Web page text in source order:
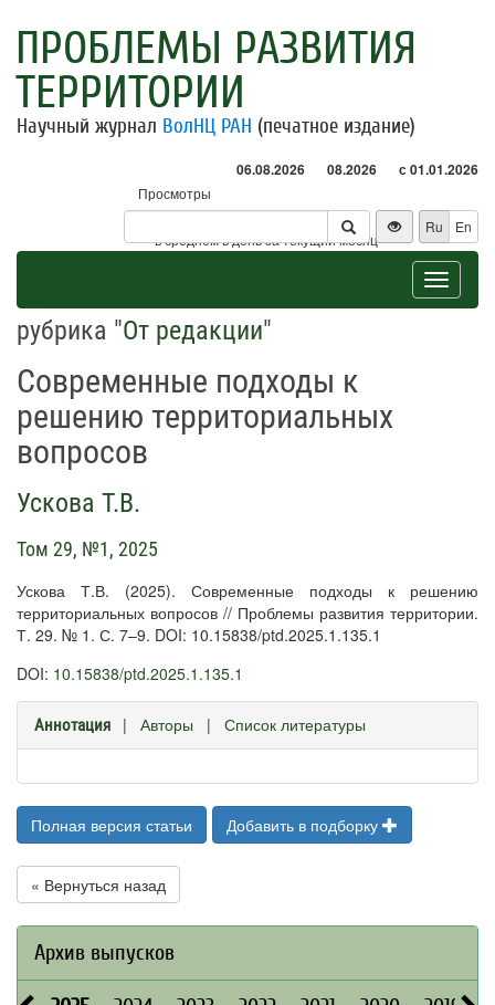
ПРОБЛЕМЫ РАЗВИТИЯ
ТЕРРИТОРИИ
Научный журнал ВолНЦ РАН (печатное издание)
06.08.2026 08.2026 с 01.01.2026
Просмотры
Посетители
* - в среднем в день за текущий месяц
Ru En
Toggle
рубрика "От редакции"
Современные подходы к
решению территориальных
вопросов
Ускова Т.В.
Том 29, №1, 2025
Ускова Т.В. (2025). Современные подходы к решению
территориальных вопросов // Проблемы развития территории.
Т. 29. № 1. С. 7–9. DOI: 10.15838/ptd.2025.1.135.1
DOI: 10.15838/ptd.2025.1.135.1
Аннотация | Авторы | Список литературы
Полная версия статьи Добавить в подборку
« Вернуться назад
Архив выпусков